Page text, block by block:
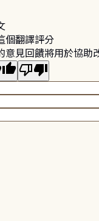
個翻譯評分
意見回饋將用於協助